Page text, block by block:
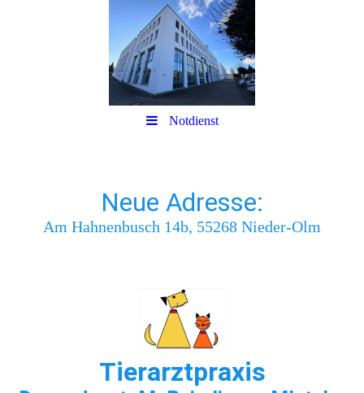
Notdienst
Neue Adresse:
Am Hahnenbusch 14b, 55268 Nieder-Olm
Tierarztpraxis